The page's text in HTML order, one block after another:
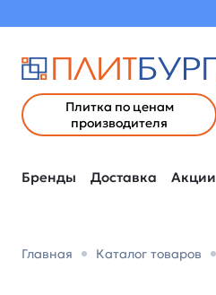
Плитка по ценам
производителя
Бренды Доставка Акции
Главная Каталог товаров